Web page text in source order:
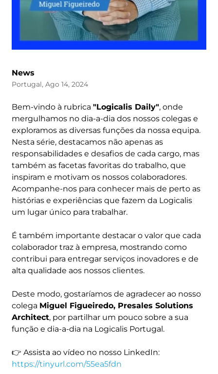
News
Portugal, Ago 14, 2024
Bem-vindo à rubrica "Logicalis Daily", onde
mergulhamos no dia-a-dia dos nossos colegas e
exploramos as diversas funções da nossa equipa.
Nesta série, destacamos não apenas as
responsabilidades e desafios de cada cargo, mas
também as facetas favoritas do trabalho, que
inspiram e motivam os nossos colaboradores.
Acompanhe-nos para conhecer mais de perto as
histórias e experiências que fazem da Logicalis
um lugar único para trabalhar.
É também importante destacar o valor que cada
colaborador traz à empresa, mostrando como
contribui para entregar serviços inovadores e de
alta qualidade aos nossos clientes.
Deste modo, gostaríamos de agradecer ao nosso
colega Miguel Figueiredo, Presales Solutions
Architect, por partilhar um pouco sobre a sua
função e dia-a-dia na Logicalis Portugal.
👉 Assista ao vídeo no nosso LinkedIn:
https://tinyurl.com/55ea5fdn